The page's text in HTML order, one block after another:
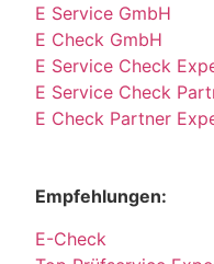
E Service GmbH
E Check GmbH
E Service Check
E Service Check
E Check Partner
Empfehlungen:
E-Check